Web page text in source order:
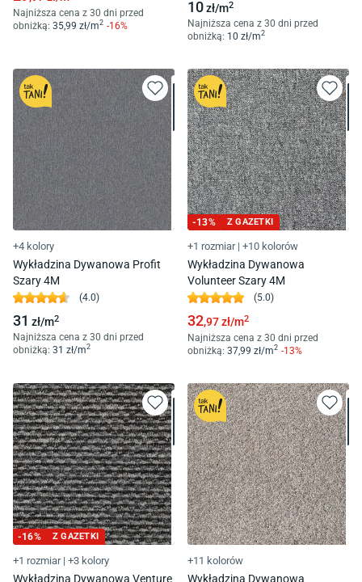
Najniższa cena z 30 dni przed
obniżką: 35,99 zł/m2 -16%
10zł/m2
Najniższa cena z 30 dni przed
obniżką: 10 zł/m2
+4 kolory
Wykładzina Dywanowa Profit
Szary 4M
(4.0)
31 zł/m2
Najniższa cena z 30 dni przed
obniżką: 31 zł/m2
-13% Z GAZETKI
+1 rozmiar | +10 kolorów
Wykładzina Dywanowa
Volunteer Szary 4M
(5.0)
32,97zł/m2
Najniższa cena z 30 dni przed
obniżką: 37,99 zł/m2 -13%
-16% Z GAZETKI
+1 rozmiar | +3 kolory
Wykładzina Dywanowa Venture
+11 kolorów
Wykładzina Dywanowa